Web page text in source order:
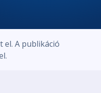
A publikáció